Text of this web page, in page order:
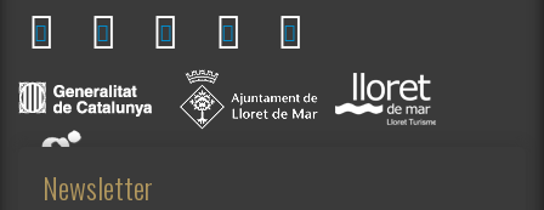
Newsletter